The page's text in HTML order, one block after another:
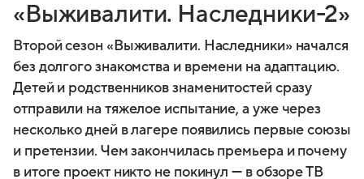
«Выживалити. Наследники-2»
Второй сезон «Выживалити. Наследники» начался
без долгого знакомства и времени на адаптацию.
Детей и родственников знаменитостей сразу
отправили на тяжелое испытание, а уже через
несколько дней в лагере появились первые союзы
и претензии. Чем закончилась премьера и почему
в итоге проект никто не покинул — в обзоре ТВ